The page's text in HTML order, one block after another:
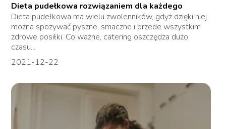
Dieta pudełkowa rozwiązaniem dla każdego
Dieta pudełkowa ma wielu zwolenników, gdyż dzięki niej
można spożywać pyszne, smaczne i przede wszystkim
zdrowe posiłki. Co ważne, catering oszczędza dużo
czasu...
2021-12-22